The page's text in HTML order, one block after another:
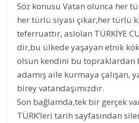
Söz konusu Vatan olunca her
her türlü siyasi çıkar,her türlü
teferruattır, aslolan TÜRKİYE
dir,bu ülkede yaşayan etnik
olsun kendini bu topraklardan
adamış aile kurmaya çalışan,
birey vatandaşımızdır.
Son bağlamda,tek bir gerçek
TÜRK’leri tarih sayfasından